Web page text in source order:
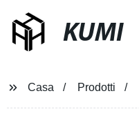
KUMI
Casa Prodotti